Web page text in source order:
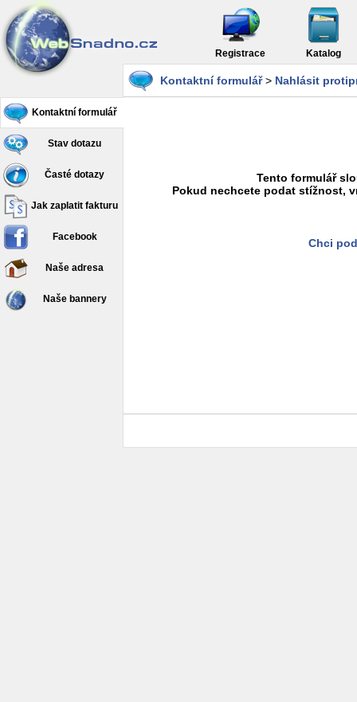
Registrace Katalog
Kontaktní formulář
Stav dotazu
Časté dotazy
Jak zaplatit fakturu
Facebook
Naše adresa
Naše bannery
Kontaktní formulář> Nahlásit
Tento formulář
Pokud nechcete podat stížnost,
Chci